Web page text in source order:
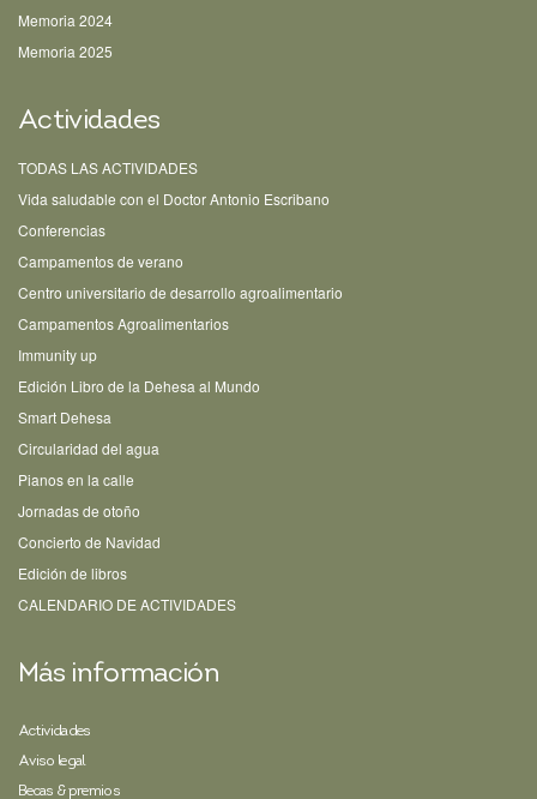
Memoria 2024
Memoria 2025
Actividades
TODAS LAS ACTIVIDADES
Vida saludable con el Doctor Antonio Escribano
Conferencias
Campamentos de verano
Centro universitario de desarrollo agroalimentario
Campamentos Agroalimentarios
Immunity up
Edición Libro de la Dehesa al Mundo
Smart Dehesa
Circularidad del agua
Pianos en la calle
Jornadas de otoño
Concierto de Navidad
Edición de libros
CALENDARIO DE ACTIVIDADES
Más información
Actividades
Aviso legal
Becas & premios